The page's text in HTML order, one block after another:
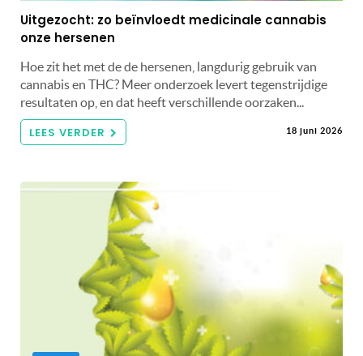
Uitgezocht: zo beïnvloedt medicinale cannabis
onze hersenen
Hoe zit het met de de hersenen, langdurig gebruik van
cannabis en THC? Meer onderzoek levert tegenstrijdige
resultaten op, en dat heeft verschillende oorzaken...
LEES VERDER 18 juni 2026